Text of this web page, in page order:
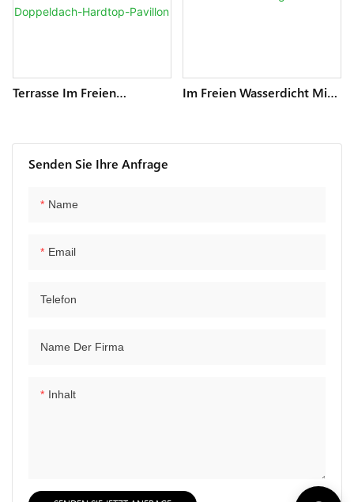
Senden Sie Ihre Anfrage
Name
Email
Telefon
Name Der Firma
Inhalt
Terrasse Im Freien
Moskitonetz Garten-
Pavillon
Im Freien Wasserdicht Mit